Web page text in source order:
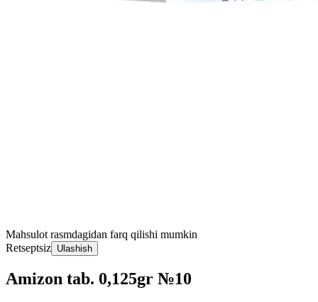
Mahsulot rasmdagidan farq qilishi mumkin
Retseptsiz Ulashish
Amizon tab. 0,125gr №10